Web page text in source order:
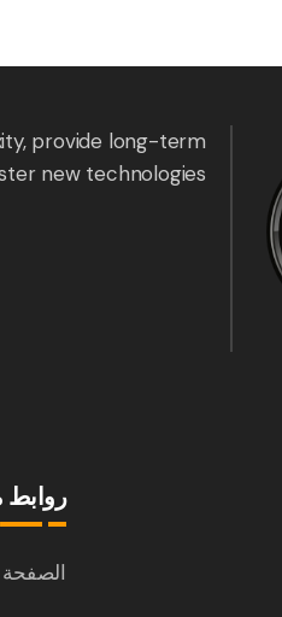
provide long-term
new technologies.
روابط
الصفحة